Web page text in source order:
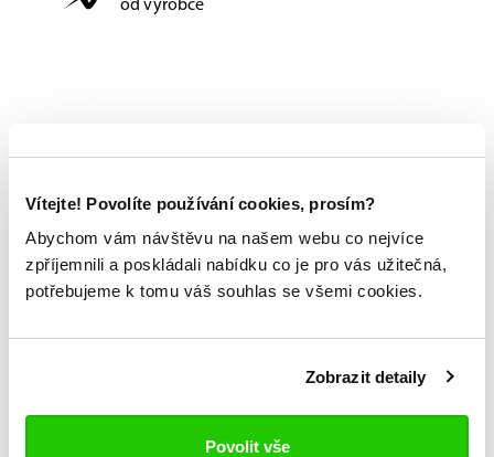
Vítejte! Povolíte používání cookies, prosím?
Abychom vám návštěvu na našem webu co nejvíce
zpříjemnili a poskládali nabídku co je pro vás užitečná,
potřebujeme k tomu váš souhlas se všemi cookies.
Zobrazit detaily
Povolit vše
od výrobce